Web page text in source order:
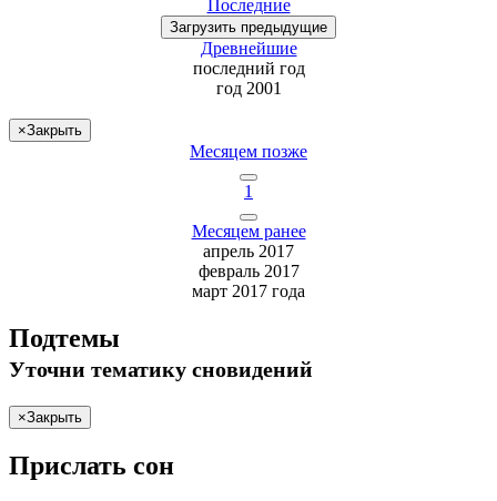
Последние
Загрузить предыдущие
Древнейшие
последний год
год 2001
×Закрыть
Месяцем позже
1
Месяцем ранее
апрель 2017
февраль 2017
март 2017 года
Подтемы
Уточни тематику сновидений
×Закрыть
Прислать сон